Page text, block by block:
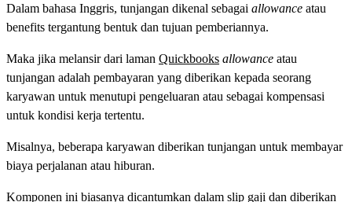
Dalam bahasa Inggris, tunjangan dikenal sebagai allowance atau
benefits tergantung bentuk dan tujuan pemberiannya.
Maka jika melansir dari laman Quickbooks allowance atau
tunjangan adalah pembayaran yang diberikan kepada seorang
karyawan untuk menutupi pengeluaran atau sebagai kompensasi
untuk kondisi kerja tertentu.
Misalnya, beberapa karyawan diberikan tunjangan untuk membayar
biaya perjalanan atau hiburan.
Komponen ini biasanya dicantumkan dalam slip gaji dan diberikan